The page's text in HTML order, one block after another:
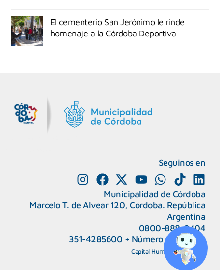
El cementerio San Jerónimo le rinde
homenaje a la Córdoba Deportiva
Seguinos en
Municipalidad de Córdoba
Marcelo T. de Alvear 120, Córdoba. República
Argentina
0800-888-0404
351-4285600 + Número de interno
Capital Humano|Webmail
CAPeM – Centro de Atención a Personas Migrantes y Refugiadas.